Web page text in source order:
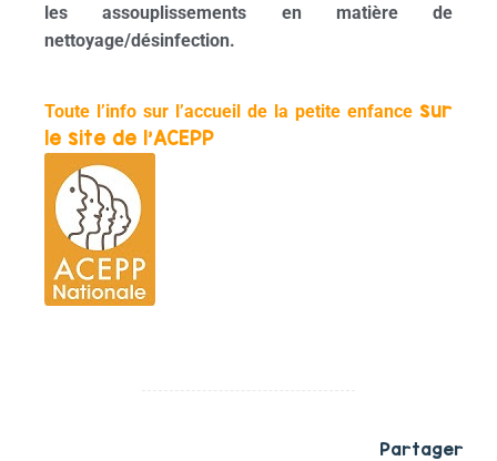
les
assouplissements en matière de
nettoyage/désinfection.
Toute l’info sur l’accueil de la petite enfance sur
le site de l’ACEPP
Partager